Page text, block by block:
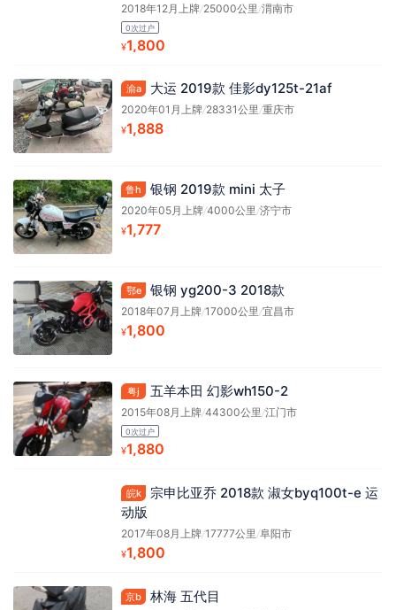
2018年12月上牌/25000公里 /渭南市
0次过户
¥1,800
渝a 大运 2019款 佳影dy125t-21af
2020年01月上牌/28331公里/重庆市
¥1,888
鲁h 银钢 2019款 mini 太子
2020年05月上牌/4000公里/济宁市
¥1,777
鄂e 银钢 yg200-3 2018款
2018年07月上牌/17000公里/宜昌市
¥1,800
粤j 五羊本田 幻影wh150-2
2015年08月上牌/44300公里/江门市
0次过户
¥1,880
皖k
宗申比亚乔 2018款 淑女byq100t-e 运
动版
2017年08月上牌/17777公里/阜阳市
¥1,800
京b 林海 五代目